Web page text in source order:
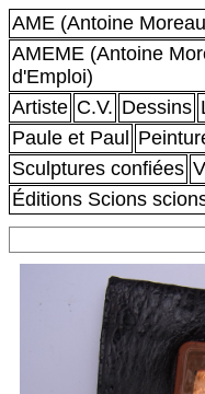
AME (Antoine
AMEME (Antoine
d'Emploi)
Artiste C.V. Dessins
Paule et Paul
Sculptures confiées
Éditions Scions